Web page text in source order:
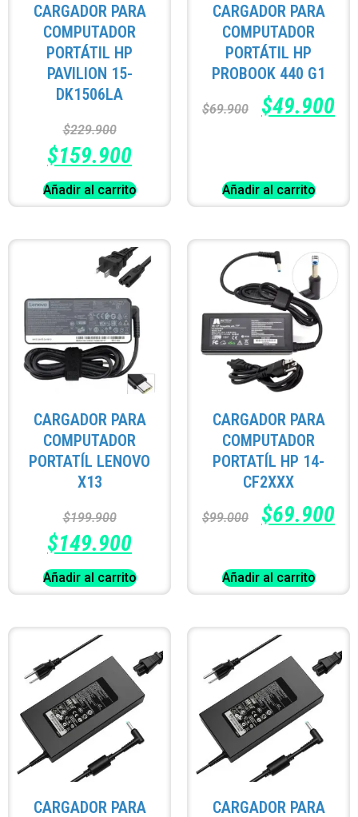
CARGADOR PARA
COMPUTADOR
PORTÁTIL HP
PAVILION 15-
DK1506LA
$229.900
$159.900
Añadir al carrito
CARGADOR PARA
COMPUTADOR
PORTÁTIL HP
PROBOOK 440 G1
$69.900 $49.900
Añadir al carrito
CARGADOR PARA
COMPUTADOR
PORTATÍL LENOVO
X13
$199.900
$149.900
Añadir al carrito
CARGADOR PARA
COMPUTADOR
PORTATÍL HP 14-
CF2XXX
$99.000 $69.900
Añadir al carrito
CARGADOR PARA CARGADOR PARA